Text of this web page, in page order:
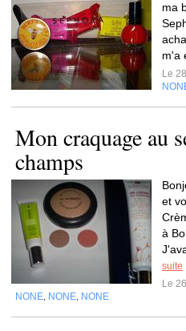
ma
m'a
Le
Mon craquage au
champs
et
à
suite
Le
NONE NONE NONE